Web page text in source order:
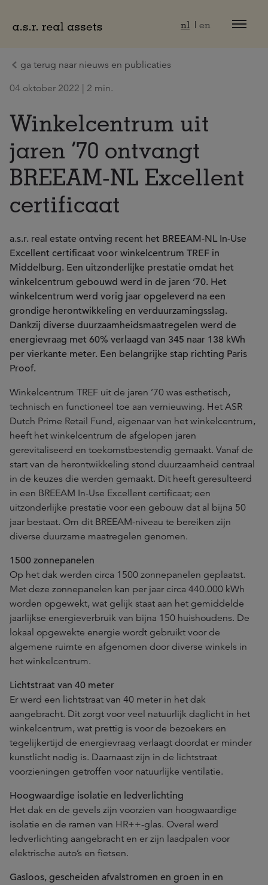
nl en
ga terug naar nieuws en publicaties
04 oktober 2022 | 2 min.
Winkelcentrum uit
jaren ’70 ontvangt
BREEAM-NL Excellent
certificaat
a.s.r. real estate ontving recent het BREEAM-NL In-Use
Excellent certificaat voor winkelcentrum TREF in
Middelburg. Een uitzonderlijke prestatie omdat het
winkelcentrum gebouwd werd in de jaren ’70. Het
winkelcentrum werd vorig jaar opgeleverd na een
grondige herontwikkeling en verduurzamingsslag.
Dankzij diverse duurzaamheidsmaatregelen werd de
energievraag met 60% verlaagd van 345 naar 138 kWh
per vierkante meter. Een belangrijke stap richting Paris
Proof.
Winkelcentrum TREF uit de jaren ’70 was esthetisch,
technisch en functioneel toe aan vernieuwing. Het ASR
Dutch Prime Retail Fund, eigenaar van het winkelcentrum,
heeft het winkelcentrum de afgelopen jaren
gerevitaliseerd en toekomstbestendig gemaakt. Vanaf de
start van de herontwikkeling stond duurzaamheid centraal
in de keuzes die werden gemaakt. Dit heeft geresulteerd
in een BREEAM In-Use Excellent certificaat; een
uitzonderlijke prestatie voor een gebouw dat al bijna 50
jaar bestaat. Om dit BREEAM-niveau te bereiken zijn
diverse duurzame maatregelen genomen.
1500 zonnepanelen
Op het dak werden circa 1500 zonnepanelen geplaatst.
Met deze zonnepanelen kan per jaar circa 440.000 kWh
worden opgewekt, wat gelijk staat aan het gemiddelde
jaarlijkse energieverbruik van bijna 150 huishoudens. De
lokaal opgewekte energie wordt gebruikt voor de
algemene ruimte en afgenomen door diverse winkels in
het winkelcentrum.
Lichtstraat van 40 meter
Er werd een lichtstraat van 40 meter in het dak
aangebracht. Dit zorgt voor veel natuurlijk daglicht in het
winkelcentrum, wat prettig is voor de bezoekers en
tegelijkertijd de energievraag verlaagt doordat er minder
kunstlicht nodig is. Daarnaast zijn in de lichtstraat
voorzieningen getroffen voor natuurlijke ventilatie.
Hoogwaardige isolatie en ledverlichting
Het dak en de gevels zijn voorzien van hoogwaardige
isolatie en de ramen van HR++-glas. Overal werd
ledverlichting aangebracht en er zijn laadpalen voor
elektrische auto’s en fietsen.
Gasloos, gescheiden afvalstromen en groen in en